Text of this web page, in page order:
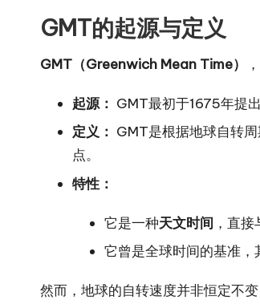
GMT的起源与定义
GMT（Greenwich Mean Time）
起源： GMT最初于1675年提
定义： GMT是根据地球自转
点。
特性：
它是一种天文时间 ，直
它曾是全球时间的基准，
然而，地球的自转速度并非恒定不